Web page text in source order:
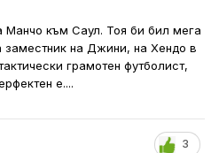
Манчо към Саул. Тоя би бил мега
заместник на Джини, на Хендо в
грамотен футболист,
е....
3